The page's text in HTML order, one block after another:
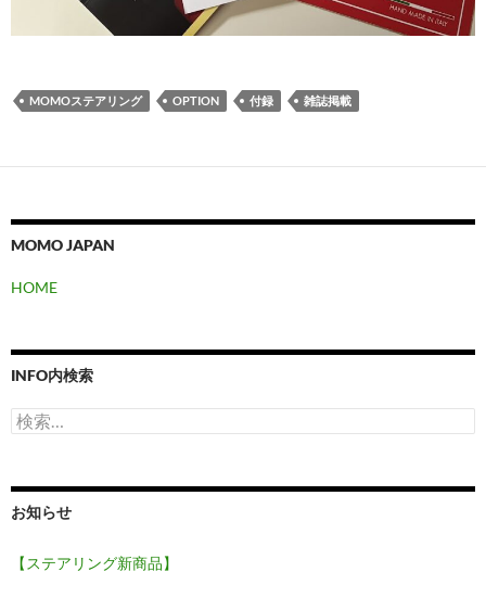
MOMOステアリング OPTION 付録 雑誌掲載
MOMO JAPAN
HOME
INFO内検索
検
索:
お知らせ
【ステアリング新商品】